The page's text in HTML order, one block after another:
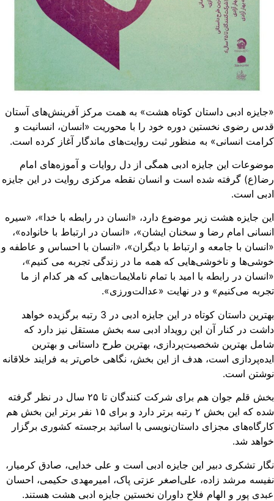
ادبی داستان کوتاه هشت» به همت مرکز آفرینش‌های آستان
رضوی نخستین دوره خود را با محوریت «انسان، انسانیت و
انسانی» به منظور ثبت روایت‌های ماندگار آغاز کرده است.
این جایزه ادبی همگی از دل روایات و آموزه‌های امام
گرفته شده است و انسان نقطه مرکزی روایت در این جایزه
است.
جایزه هشت زیر موضوع دارد، «انسان در رابطه با خدا»، «سیره
امام رضا و سخنان ایشان»، «انسان در ارتباط با خانواده»،
با جامعه و ارتباط با دیگران»، «انسان با احساس و عاطفه و
و ناخوشی‌هایی که همه ما در زندگی تجربه می کنیم»،
در رابطه با امید با تمام ناملایمات‌هایی که هر کدام از ما
می‌کنیم» و در نهایت «عدالت‌ورزی».
بهترین داستان کوتاه در این جایزه ادبی در 3 رتبه برگزیده خواهد
در کنار آن این رویداد ادبی سه بخش مستقل نیز دارد که
بهترین شخصیت‌پردازی، بهترین طرح داستانی و بهترین
است، هدف از این بخش، نگاهی خاص‌تر به فرایند خلاقانه
است.
بخش قلم جوان هم برای شرکت کنندگان تا ۲۵ سال در نظر گرفته
شده که این بخش ۲ رتبه برتر دارد و برای ۱۵ نفر برتر این بخش هم
مجزای داستان‌نویسی با اساتید برجسته کشوری برگزار
شد.
تشکری دبیر این جایزه ادبی است و علی خدایی، صادق کرمیار،
مرشد زاده، علی‌اصغر عزتی پاک، امیرمهدی حکیمی، احسان
پور و الهام فلاح داوران نخستین جایزه ادبی هشت هستند.